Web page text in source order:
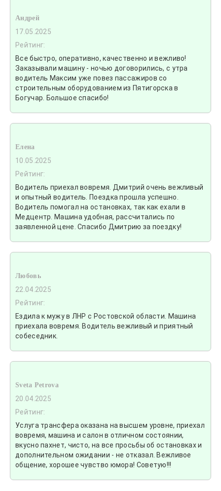
Андрей
17.05.2025
Рейтинг:
Все быстро, оперативно, качественно и вежливо!
Заказывали машину - ночью договорились, с утра
водитель Максим уже повез пассажиров со
строительным оборудованием из Пятигорска в
Богучар. Большое спасибо!
Елена
10.05.2025
Рейтинг:
Водитель приехал вовремя. Дмитрий очень вежливый
и опытный водитель. Поездка прошла успешно.
Водитель помогал на остановках, так как ехали в
Медцентр. Машина удобная, рассчитались по
заявленной цене. Спасибо Дмитрию за поездку!
Любовь
22.04.2025
Рейтинг:
Ездила к мужу в ЛНР с Ростовской области. Машина
приехала вовремя. Водитель вежливый и приятный
собеседник.
Sveta Petrova
20.04.2025
Рейтинг:
Услуга трансфера оказана на высшем уровне, приехал
вовремя, машина и салон в отличном состоянии,
вкусно пахнет, чисто, на все просьбы об остановках и
дополнительном ожидании - не отказал. Вежливое
общение, хорошее чувство юмора! Советую!!!